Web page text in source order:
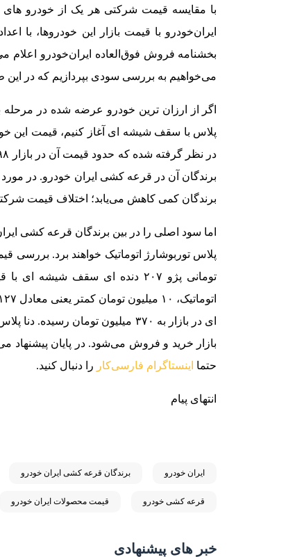
با مقایسه قیمت شرکتی هر یک از خودرو
ایران‌خودرو با قیمت بازار این خودروها، با
بخشنامه فروش فوق‌العاده ایران‌خودرو اعلام
می‌خواهیم به بررسی سودی بپردازیم که در
اگر از ارزان ترین خودرو عرضه شده در
برندگان آن در قرعه کشی ایران خودرو. در
برندگان کمی کاهش می‌یابد؛ اختلاف قیمت شرکتی و بازار
تومانی پژو ۲۰۷ دنده ای سقف
بازار خرید و فروش می‌شود. در پایان پیشنهاد
حتما اینستاگرام فارسی‌کار را دنبال کنید.
انتهای پیام
ایران خودرو برندگان قرعه کشی ایران خودرو
قرعه کشی خودرو قیمت محصولات ایران خودرو
خبر های پیشنهادی